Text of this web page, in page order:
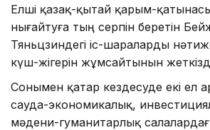
Елші қазақ-қытай қарым-
нығайтуға тың серпін беретін
Тяньцзиндегі іс-шараларды
күш-жігерін жұмсайтынын
Сонымен қатар кездесуде екі ел
сауда-экономикалық,
мәдени-гуманитарлық